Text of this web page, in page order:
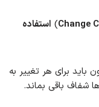
) استفاده
باید برای هر تغییر به
شفاف باقی بماند.